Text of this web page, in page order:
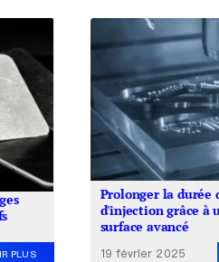
PLUS
Prolonger la durée
d'injection grâce à
surface avancé
19 février 2025